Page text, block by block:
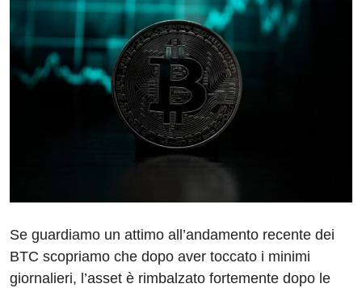
Se guardiamo un attimo all’andamento recente dei
BTC scopriamo che dopo aver toccato i minimi
giornalieri, l’asset è rimbalzato fortemente dopo le